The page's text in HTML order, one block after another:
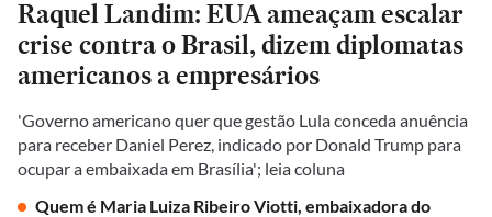
Raquel Landim: EUA ameaçam escalar
crise contra o Brasil, dizem diplomatas
americanos a empresários
'Governo americano quer que gestão Lula conceda anuência
para receber Daniel Perez, indicado por Donald Trump para
ocupar a embaixada em Brasília'; leia coluna
Quem é Maria Luiza Ribeiro Viotti, embaixadora do